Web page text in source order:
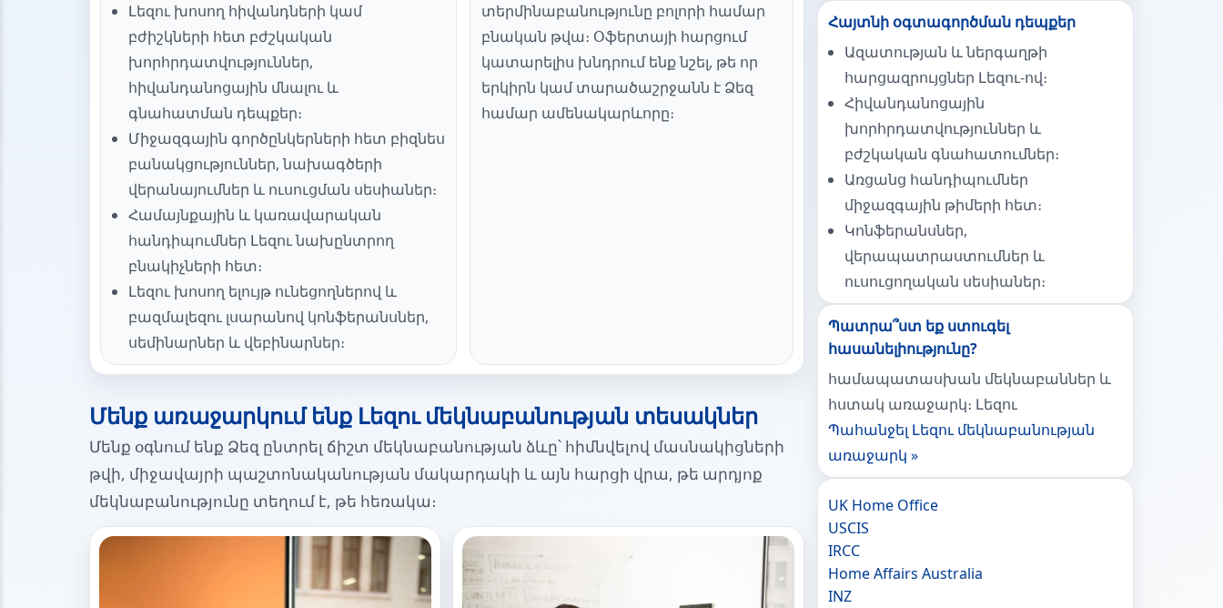
Լեզու խոսող հիվանդների կամ
բժիշկների հետ բժշկական
խորհրդատվություններ,
հիվանդանոցային մնալու և
գնահատման դեպքեր։
Միջազգային գործընկերների հետ բիզնես
բանակցություններ, նախագծերի
վերանայումներ և ուսուցման սեսիաներ։
Համայնքային և կառավարական
հանդիպումներ Լեզու նախընտրող
բնակիչների հետ։
Լեզու խոսող ելույթ ունեցողներով և
բազմալեզու լսարանով կոնֆերանսներ,
սեմինարներ և վեբինարներ։
տերմինաբանությունը բոլորի համար
բնական թվա։ Օֆերտայի հարցում
կատարելիս խնդրում ենք նշել, թե որ
երկիրն կամ տարածաշրջանն է Ձեզ
համար ամենակարևորը։
Մենք առաջարկում ենք Լեզու մեկնաբանության տեսակներ
Մենք օգնում ենք Ձեզ ընտրել ճիշտ մեկնաբանության ձևը՝ հիմնվելով մասնակիցների
թվի, միջավայրի պաշտոնականության մակարդակի և այն հարցի վրա, թե արդյոք
մեկնաբանությունը տեղում է, թե հեռակա։
Հայտնի օգտագործման դեպքեր
Ազատության և ներգաղթի
հարցազրույցներ Լեզու-ով։
Հիվանդանոցային
խորհրդատվություններ և
բժշկական գնահատումներ։
Առցանց հանդիպումներ
միջազգային թիմերի հետ։
Կոնֆերանսներ,
վերապատրաստումներ և
ուսուցողական սեսիաներ։
Պատրա՞ստ եք ստուգել
հասանելիությունը?
համապատասխան մեկնաբաններ և
հստակ առաջարկ։ Լեզու
Պահանջել Լեզու մեկնաբանության
առաջարկ »
UK Home Office
USCIS
IRCC
Home Affairs Australia
INZ